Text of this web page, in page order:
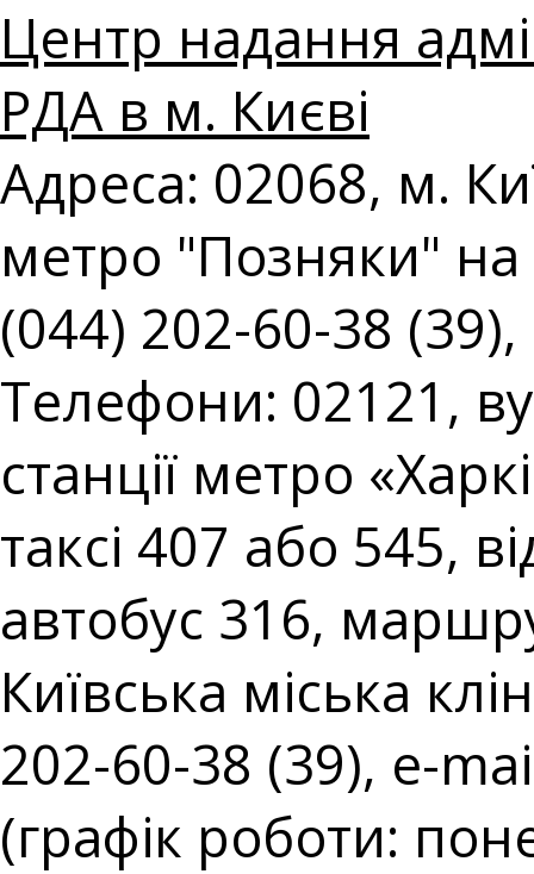
Центр надання
РДА в м. Києві
Адреса: 02068, м.
метро "Позняки"
(044) 202-60-38
Телефони: 02121,
станції метро
таксі 407 або 545,
автобус 316,
Київська міська
202-60-38 (39), e-
(графік роботи: